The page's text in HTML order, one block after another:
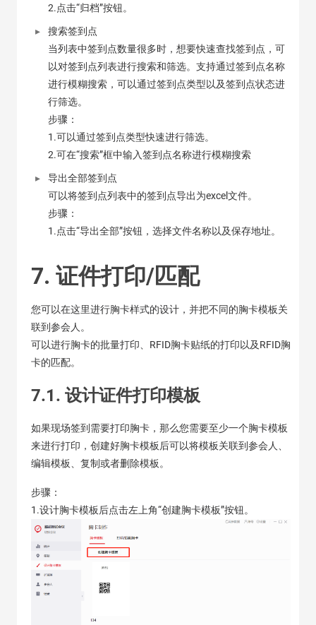
2.点击“归档”按钮。
搜索签到点
当列表中签到点数量很多时，想要快速查找签到点，可
以对签到点列表进行搜索和筛选。支持通过签到点名称
进行模糊搜索，可以通过签到点类型以及签到点状态进
行筛选。
步骤：
1.可以通过签到点类型快速进行筛选。
2.可在“搜索”框中输入签到点名称进行模糊搜索
导出全部签到点
可以将签到点列表中的签到点导出为excel文件。
步骤：
1.点击“导出全部”按钮，选择文件名称以及保存地址。
7. 证件打印/匹配
您可以在这里进行胸卡样式的设计，并把不同的胸卡模板关
联到参会人。
可以进行胸卡的批量打印、RFID胸卡贴纸的打印以及RFID胸
卡的匹配。
7.1. 设计证件打印模板
如果现场签到需要打印胸卡，那么您需要至少一个胸卡模板
来进行打印，创建好胸卡模板后可以将模板关联到参会人、
编辑模板、复制或者删除模板。
步骤：
1.设计胸卡模板后点击左上角“创建胸卡模板”按钮。